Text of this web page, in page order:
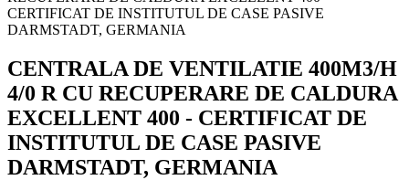
CENTRALA DE VENTILATIE 400M3/H
4/0 R CU RECUPERARE DE CALDURA
EXCELLENT 400 - CERTIFICAT DE
INSTITUTUL DE CASE PASIVE
DARMSTADT, GERMANIA